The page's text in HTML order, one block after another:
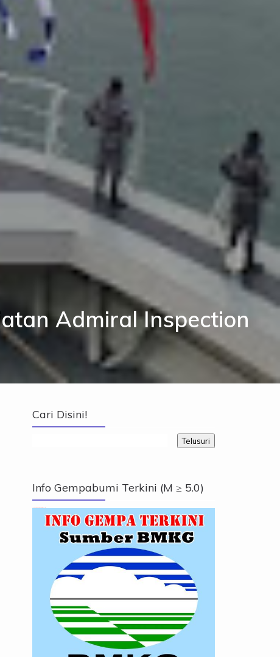
Admiral Inspection
Cari Disini!
Info Gempabumi Terkini (M ≥ 5.0)